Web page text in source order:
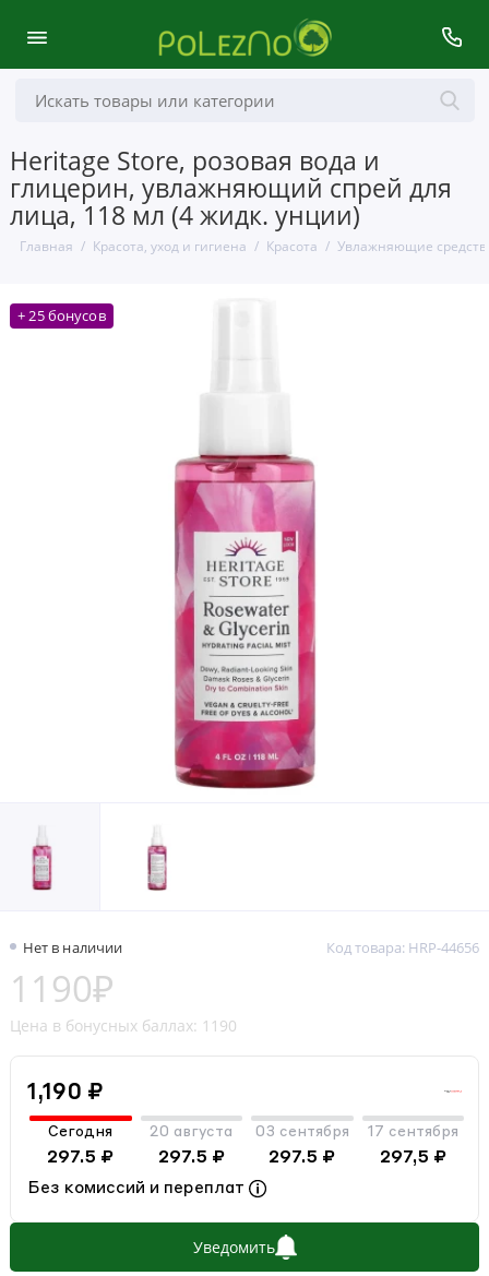
Heritage Store, розовая вода и
глицерин, увлажняющий спрей для
лица, 118 мл (4 жидк. унции)
Главная Красота, уход и гигиена Красота Увлажняющие
+ 25 бонусов
Нет в наличии Код товара: HRP-44656
1190₽
Цена в бонусных баллах: 1190
1,190 ₽
Сегодня
297.5 ₽
20 августа
297.5 ₽
03 сентября
297.5 ₽
17 сентября
297,5 ₽
Без комиссий и переплат
Уведомить